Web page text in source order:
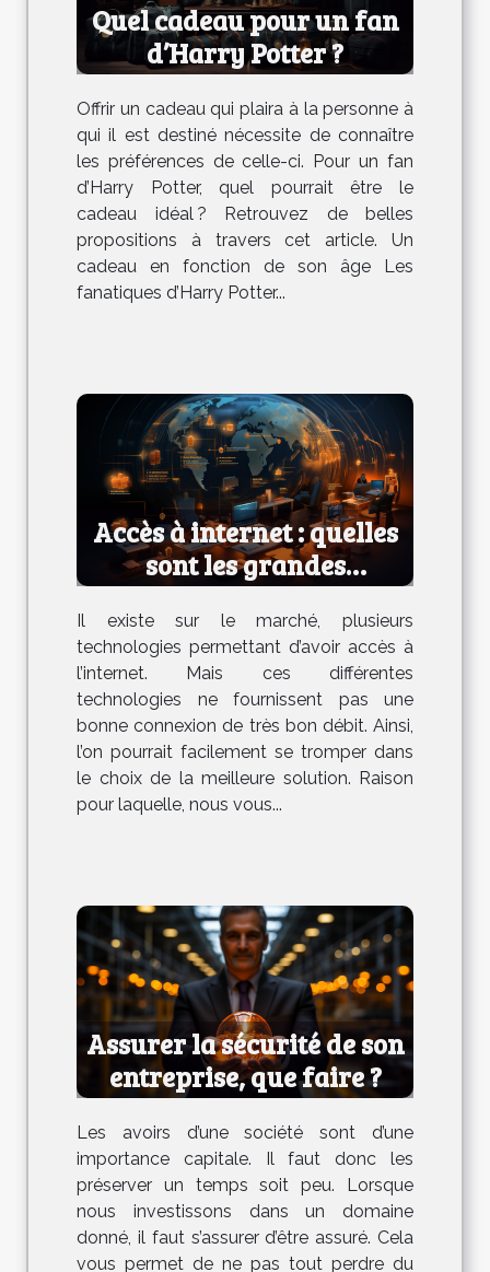
Quel cadeau pour un fan
d’Harry Potter ?
Offrir un cadeau qui plaira à la personne à
qui il est destiné nécessite de connaître
les préférences de celle-ci. Pour un fan
d’Harry Potter, quel pourrait être le
cadeau idéal ? Retrouvez de belles
propositions à travers cet article. Un
cadeau en fonction de son âge Les
fanatiques d’Harry Potter...
Accès à internet : quelles
sont les grandes
technologies ?
Il existe sur le marché, plusieurs
technologies permettant d’avoir accès à
l’internet. Mais ces différentes
technologies ne fournissent pas une
bonne connexion de très bon débit. Ainsi,
l’on pourrait facilement se tromper dans
le choix de la meilleure solution. Raison
pour laquelle, nous vous...
Assurer la sécurité de son
entreprise, que faire ?
Les avoirs d’une société sont d’une
importance capitale. Il faut donc les
préserver un temps soit peu. Lorsque
nous investissons dans un domaine
donné, il faut s’assurer d’être assuré. Cela
vous permet de ne pas tout perdre du